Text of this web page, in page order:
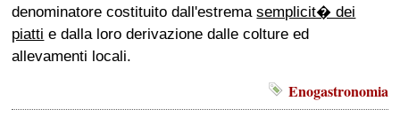
denominatore costituito dall'estremasemplicit� dei
piatti e dalla loro derivazione dalle colture ed
allevamenti locali.
Enogastronomia